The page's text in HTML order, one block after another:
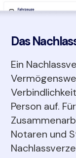
Das
Ein
Person auf.
Notaren und